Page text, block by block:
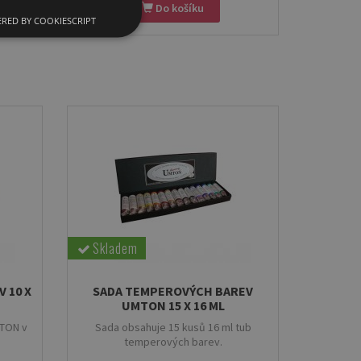
Do košíku
10 X
v
Skladem
SADA TEMPEROVÝCH BAREV
UMTON 15 X 16 ML
Sada obsahuje 15 kusů 16 ml tub
temperových barev.
BY COOKIESCRIPT